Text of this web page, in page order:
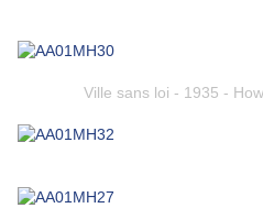
Ville sans loi - 1935 -